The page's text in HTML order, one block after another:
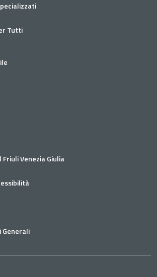
Tutti
Venezia Giulia
Generali